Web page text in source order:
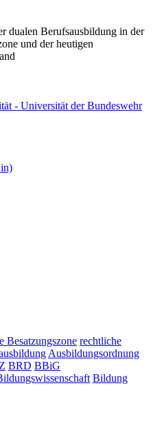
dualen Berufsausbildung in der
und der heutigen
- Universität der Bundeswehr
Besatzungszone rechtliche
Ausbildungsordnung
BRD BBiG
Bildung